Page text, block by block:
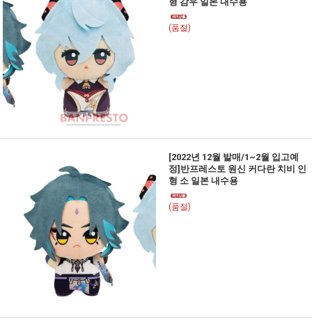
(품절)
[2022년 12월 발매/1~2월 입고예
정]반프레스토 원신 커다란 치비 인
형 소 일본 내수용
(품절)